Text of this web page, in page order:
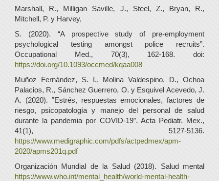
Marshall, R., Milligan Saville, J., Steel, Z., Bryan, R.,
Mitchell, P. y Harvey,
S. (2020). “A prospective study of pre-employment
psychological testing amongst police recruits”.
Occupational Med., 70(3), 162-168. doi:
https://doi.org/10.1093/occmed/kqaa008
Muñoz Fernández, S. I., Molina Valdespino, D., Ochoa
Palacios, R., Sánchez Guerrero, O. y Esquivel Acevedo, J.
A. (2020). ‟Estrés, respuestas emocionales, factores de
riesgo, psicopatología y manejo del personal de salud
durante la pandemia por COVID-19”. Acta Pediatr. Mex.,
41(1), 5127-5136.
https://www.medigraphic.com/pdfs/actpedmex/apm-
2020/apms201q.pdf
Organización Mundial de la Salud (2018). Salud mental
https://www.who.int/mental_health/world-mental-health-